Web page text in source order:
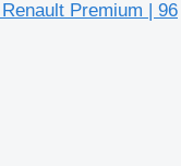
Premium | 96